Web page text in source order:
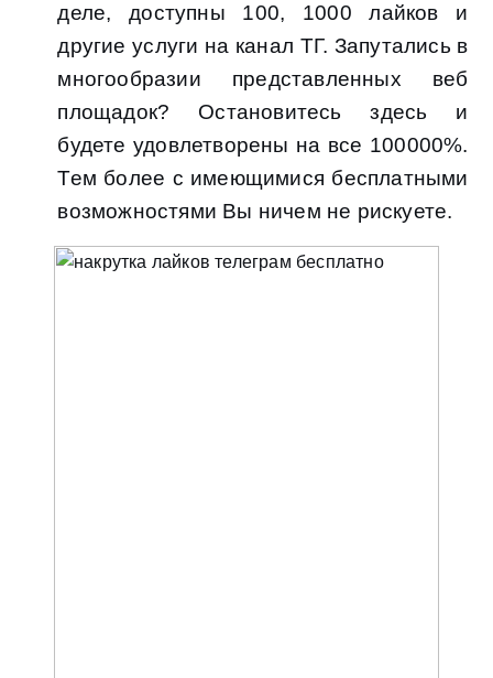
деле, доступны 100, 1000 лайков и
другие услуги на канал ТГ. Запутались в
многообразии представленных веб
площадок? Остановитесь здесь и
будете удовлетворены на все 100000%.
Тем более с имеющимися бесплатными
возможностями Вы ничем не рискуете.